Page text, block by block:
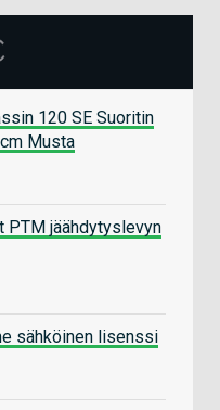
120 SE Suoritin
Musta
PTM jäähdytyslevyn
sähköinen lisenssi